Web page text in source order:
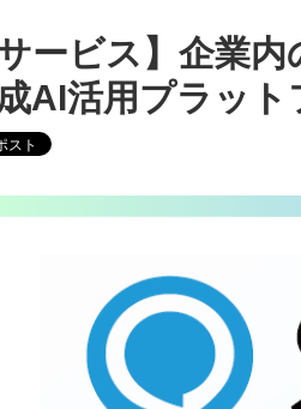
サービス】企業
AI活用プラット